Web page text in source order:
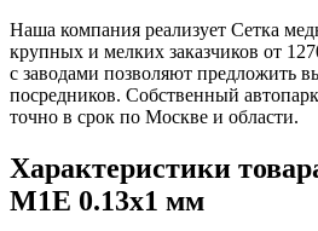
Наша компания реализует Сетка
крупных и мелких заказчиков от
с заводами позволяют предложить
посредников. Собственный
точно в срок по Москве и области.
Характеристики
М1Е 0.13х1 мм